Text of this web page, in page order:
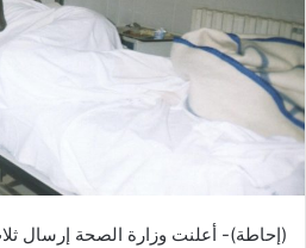
(إحاطة)- أعلنت وزارة الصحة إرسال